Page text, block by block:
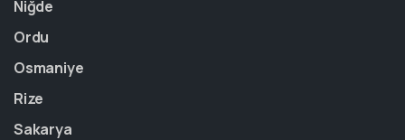
Niğde
Ordu
Osmaniye
Rize
Sakarya